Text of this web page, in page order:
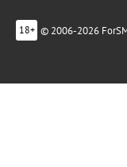
18+ © 2006-2026